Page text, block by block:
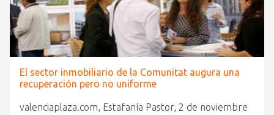
El sector inmobiliario de la Comunitat augura una
recuperación pero no uniforme
valenciaplaza.com, Estafanía Pastor, 2 de noviembre